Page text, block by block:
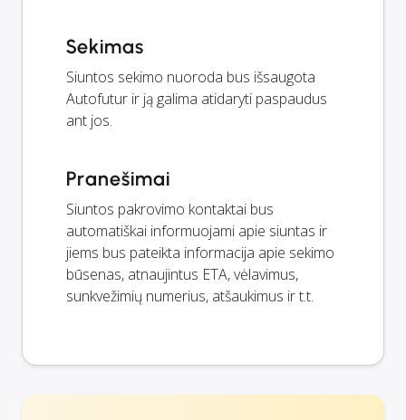
Sekimas
Siuntos sekimo nuoroda bus išsaugota
Autofutur ir ją galima atidaryti paspaudus
ant jos.
Pranešimai
Siuntos pakrovimo kontaktai bus
automatiškai informuojami apie siuntas ir
jiems bus pateikta informacija apie sekimo
būsenas, atnaujintus ETA, vėlavimus,
sunkvežimių numerius, atšaukimus ir t.t.